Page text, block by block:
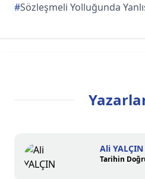
#Sözleşmeli Yolluğunda
Ali YALÇIN
Tarihin